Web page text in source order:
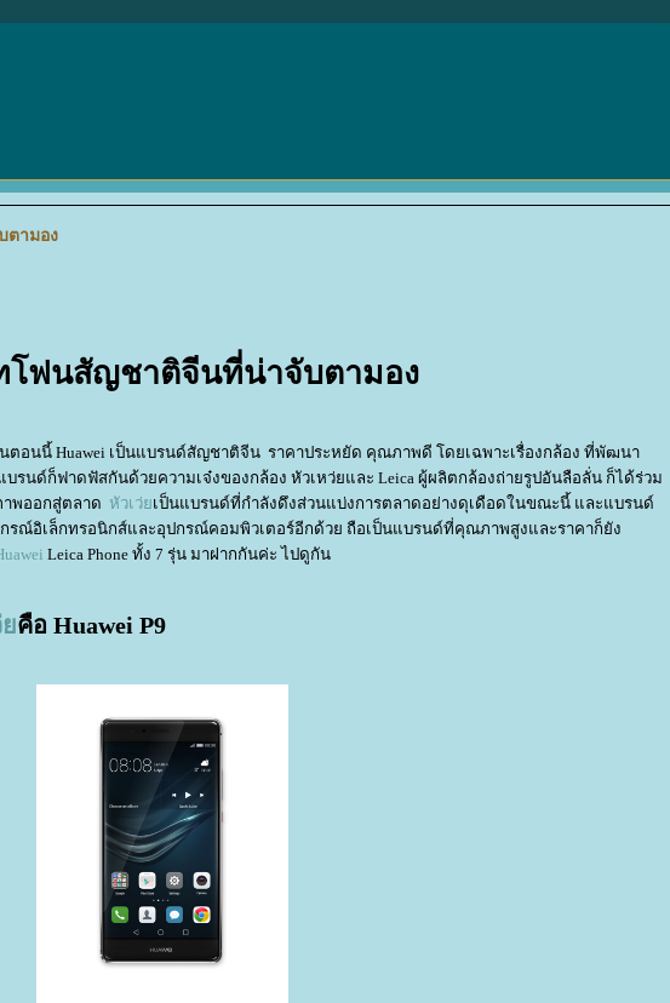
ตามอง
โฟนสัญชาติจีนที่น่าจับตามอง
ตอนนี้ Huawei เป็นแบรนด์สัญชาติจีน ราคาประหยัด คุณภาพดี โดยเฉพาะเรื่องกล้อง ที่พัฒนา
นด์ก็ฟาดฟัสกันด้วยความเจ๋งของกล้อง หัวเหว่ยและ Leica ผู้ผลิตกล้องถ่ายรูปอันลือลั่น ก็ได้ร่วม
พออกสู่ตลาด หัวเว่เป็นแบรนด์ที่กำลังดึงส่วนแบ่งการตลาดอย่างดุเดือดในขณะนี้ และแบรนด์
อิเล็กทรอนิกส์และอุปกรณ์คอมพิวเตอร์อีกด้วย ถือเป็นแบรนด์ที่คุณภาพสูงและราคาก็ยัง
Leica Phone ทั้ง 7 รุ่น มาฝากกันค่ะ ไปดูกัน
คือ Huawei P9